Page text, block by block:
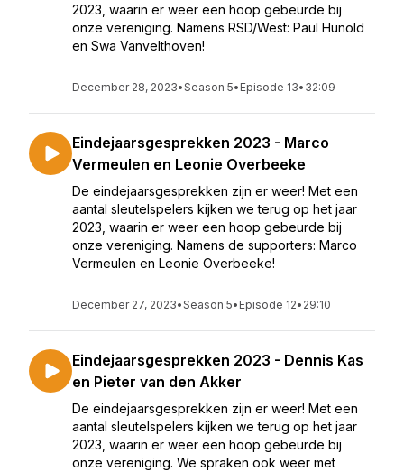
2023, waarin er weer een hoop gebeurde bij
onze vereniging. Namens RSD/West: Paul Hunold
en Swa Vanvelthoven!
December 28, 2023•Season 5• Episode 13• 32:09
Eindejaarsgesprekken 2023 - Marco
Vermeulen en Leonie Overbeeke
De eindejaarsgesprekken zijn er weer! Met een
aantal sleutelspelers kijken we terug op het jaar
2023, waarin er weer een hoop gebeurde bij
onze vereniging. Namens de supporters: Marco
Vermeulen en Leonie Overbeeke!
December 27, 2023•Season 5• Episode 12• 29:10
Eindejaarsgesprekken 2023 - Dennis Kas
en Pieter van den Akker
De eindejaarsgesprekken zijn er weer! Met een
aantal sleutelspelers kijken we terug op het jaar
2023, waarin er weer een hoop gebeurde bij
onze vereniging. We spraken ook weer met